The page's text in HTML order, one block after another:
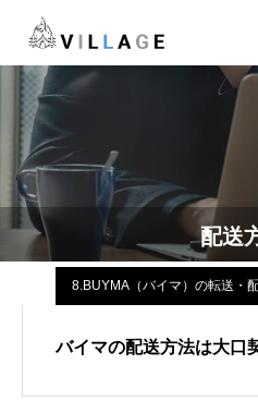
配送
8.BUYMA（バイマ）の転送・
バイマの配送方法は大口